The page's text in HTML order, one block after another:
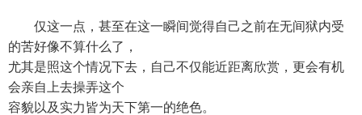
仅这一点，甚至在这一瞬间觉得自己之前在无间狱内受
的苦好像不算什么了，
尤其是照这个情况下去，自己不仅能近距离欣赏，更会有机
会亲自上去操弄这个
容貌以及实力皆为天下第一的绝色。